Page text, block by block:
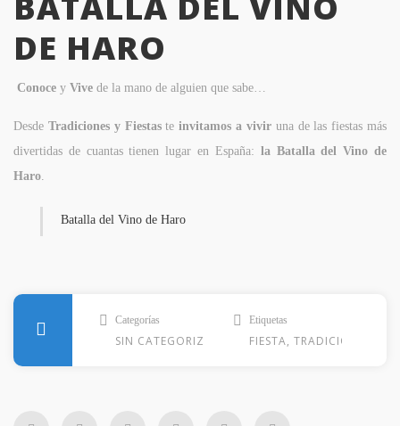
DE HARO
Conoce y Vive de la mano de alguien que sabe…
Desde Tradiciones y Fiestasteinvitamos a viviruna de las fiestas más
divertidas de cuantas tienen lugar en España: la Batalla del Vino de
Haro
Batalla del Vino de Haro
Categorías
SIN CATEGORIZAR
Etiquetas
FIESTA, TRADICIÓN